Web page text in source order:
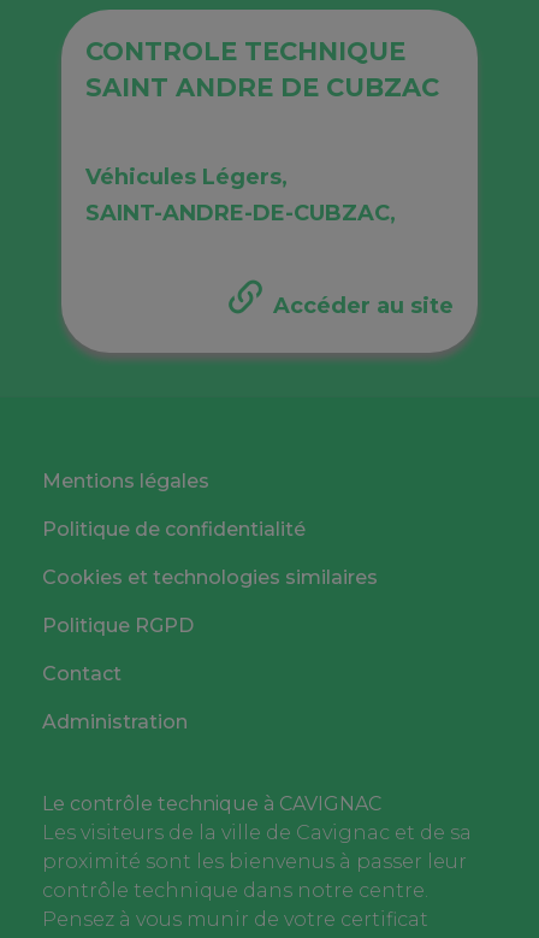
CONTROLE TECHNIQUE
SAINT ANDRE DE CUBZAC
Véhicules Légers,
SAINT-ANDRE-DE-CUBZAC,
Accéder au site
Mentions légales
Politique de confidentialité
Cookies et technologies similaires
Politique RGPD
Contact
Administration
Le contrôle technique à CAVIGNAC
Les visiteurs de la ville de Cavignac et de sa
proximité sont les bienvenus à passer leur
contrôle technique dans notre centre.
Pensez à vous munir de votre certificat